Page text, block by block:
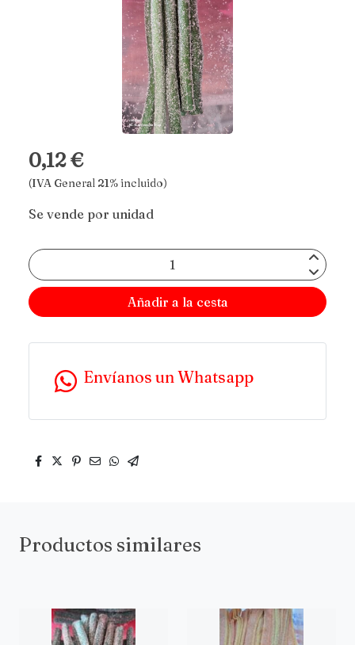
0,12 €
(IVA General 21% incluido)
Se vende por unidad
Añadir a la cesta
Envíanos un Whatsapp
Productos similares